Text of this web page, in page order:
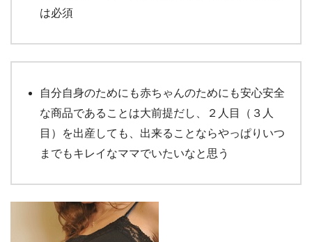
は必須
自分自身のためにも赤ちゃんのためにも安心安全
な商品であることは大前提だし、２人目（３人
目）を出産しても、出来ることならやっぱりいつ
までもキレイなママでいたいなと思う